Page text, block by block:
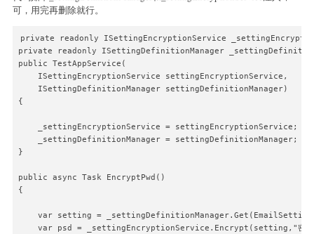
可，用完再删除就行。
private readonly ISettingEncryptionService
private readonly ISettingDefinitionManager
public TestAppService(
    ISettingEncryptionService settingEncryptionService,
    ISettingDefinitionManager settingDefinitionManager)
{
    _settingEncryptionService = settingEncryptionService;
    _settingDefinitionManager = settingDefinitionManager;
}
public async Task EncryptPwd()
{
var setting =
var psd = _settingEncryptionService.Encrypt(setting,"密